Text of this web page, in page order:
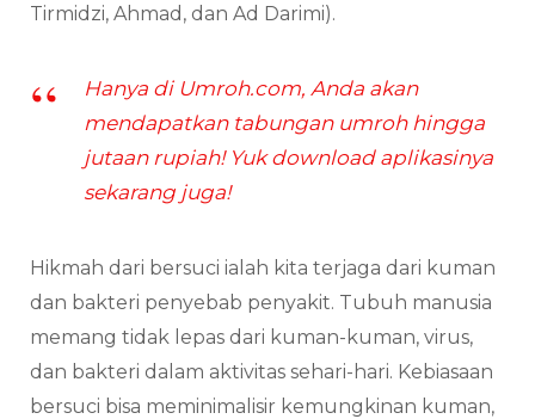
Tirmidzi, Ahmad, dan Ad Darimi).
Hanya di Umroh.com, Anda akan
mendapatkan tabungan umroh hingga
jutaan rupiah! Yuk download aplikasinya
sekarang juga!
Hikmah dari bersuci ialah kita terjaga dari kuman
dan bakteri penyebab penyakit. Tubuh manusia
memang tidak lepas dari kuman-kuman, virus,
dan bakteri dalam aktivitas sehari-hari. Kebiasaan
bersuci bisa meminimalisir kemungkinan kuman,